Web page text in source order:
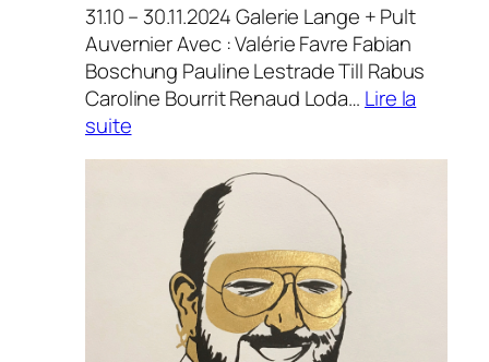
31.10 – 30.11.2024 Galerie Lange + Pult
Auvernier Avec : Valérie Favre Fabian
Boschung Pauline Lestrade Till Rabus
Caroline Bourrit Renaud Loda… Lire la
suite: